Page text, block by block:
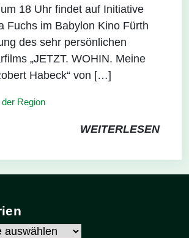
18 Uhr findet auf Initiative
Fuchs im Babylon Kino Fürth
des sehr persönlichen
„JETZT. WOHIN. Meine
Habeck“ von […]
Region
WEITERLESEN